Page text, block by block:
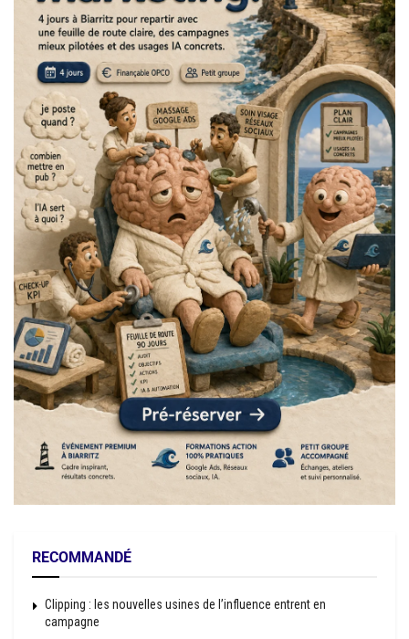
RECOMMANDÉ
Clipping : les nouvelles usines de l’influence entrent en
campagne